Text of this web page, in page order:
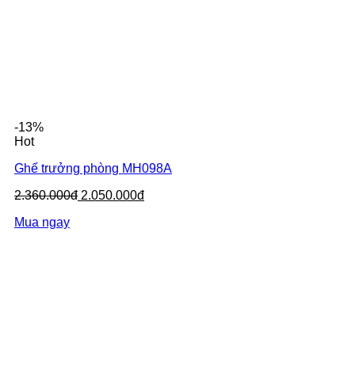
-13%
Hot
Ghế trưởng phòng MH098A
2.360.000đ 2.050.000đ
Mua ngay